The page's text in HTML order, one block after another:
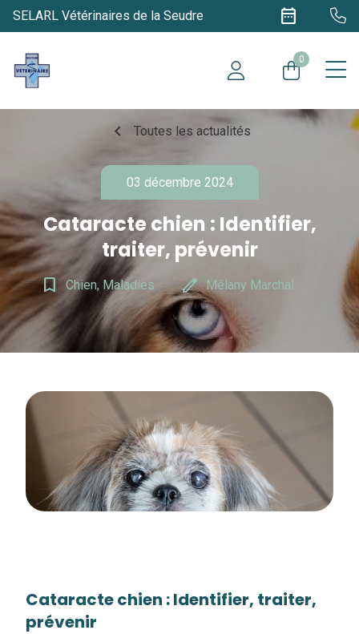
SELARL Vétérinaires de la Seudre date_range
0
chevron_left Toutes les actualités
03 décembre 2024
Cataracte chien : Identifier,
traiter, prévenir
bookmark_border Chien, Maladies edit Mélany Marchal
Cataracte chien : Identifier, traiter,
prévenir